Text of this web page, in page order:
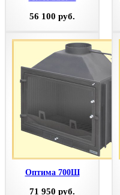
56 100 руб.
Оптима 700Ш
71 950 руб.